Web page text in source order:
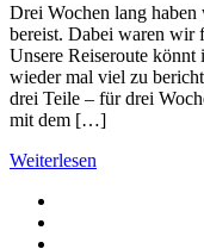
Drei Wochen lang
bereist. Dabei waren wir
Unsere Reiseroute
wieder mal viel zu
drei Teile – für drei
mit dem […]
Weiterlesen